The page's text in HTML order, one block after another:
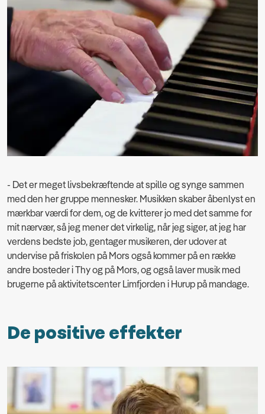
- Det er meget livsbekræftende at spille og synge sammen
med den her gruppe mennesker. Musikken skaber åbenlyst en
mærkbar værdi for dem, og de kvitterer jo med det samme for
mit nærvær, så jeg mener det virkelig, når jeg siger, at jeg har
verdens bedste job, gentager musikeren, der udover at
undervise på friskolen på Mors også kommer på en række
andre bosteder i Thy og på Mors, og også laver musik med
brugerne på aktivitetscenter Limfjorden i Hurup på mandage.
De positive effekter